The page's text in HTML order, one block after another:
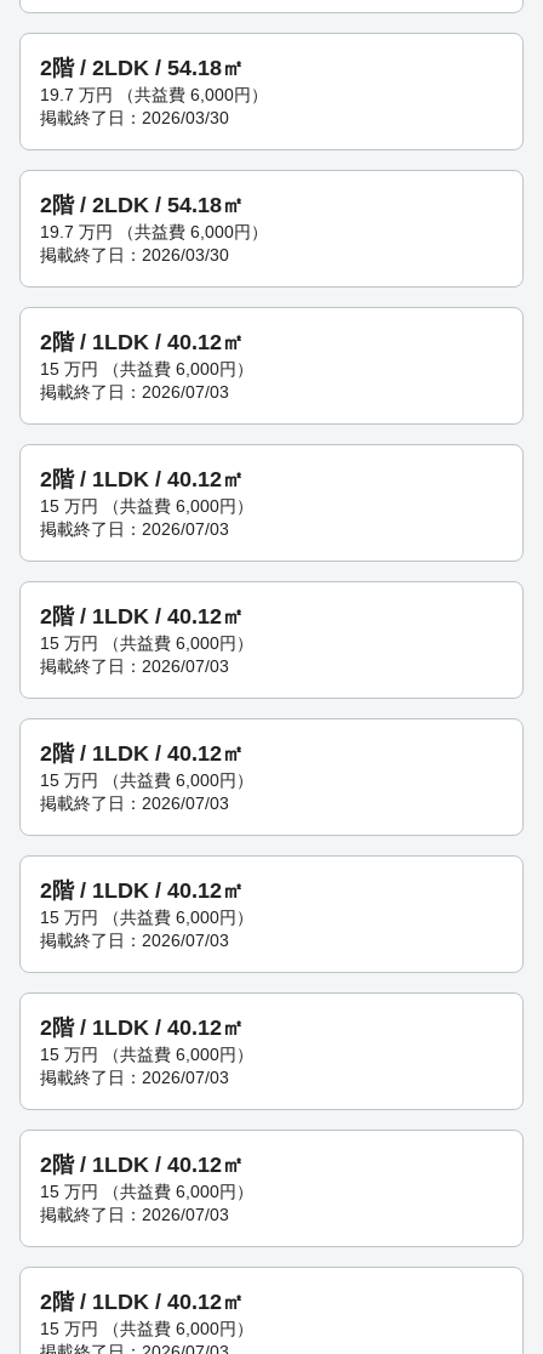
2階 / 2LDK / 54.18㎡
19.7 万円
（共益費 6,000円）
掲載終了日：2026/03/30
2階 / 2LDK / 54.18㎡
19.7 万円
（共益費 6,000円）
掲載終了日：2026/03/30
2階 / 1LDK / 40.12㎡
15 万円
（共益費 6,000円）
掲載終了日：2026/07/03
2階 / 1LDK / 40.12㎡
15 万円
（共益費 6,000円）
掲載終了日：2026/07/03
2階 / 1LDK / 40.12㎡
15 万円
（共益費 6,000円）
掲載終了日：2026/07/03
2階 / 1LDK / 40.12㎡
15 万円
（共益費 6,000円）
掲載終了日：2026/07/03
2階 / 1LDK / 40.12㎡
15 万円
（共益費 6,000円）
掲載終了日：2026/07/03
2階 / 1LDK / 40.12㎡
15 万円
（共益費 6,000円）
掲載終了日：2026/07/03
2階 / 1LDK / 40.12㎡
15 万円
（共益費 6,000円）
掲載終了日：2026/07/03
2階 / 1LDK / 40.12㎡
15 万円
（共益費 6,000円）